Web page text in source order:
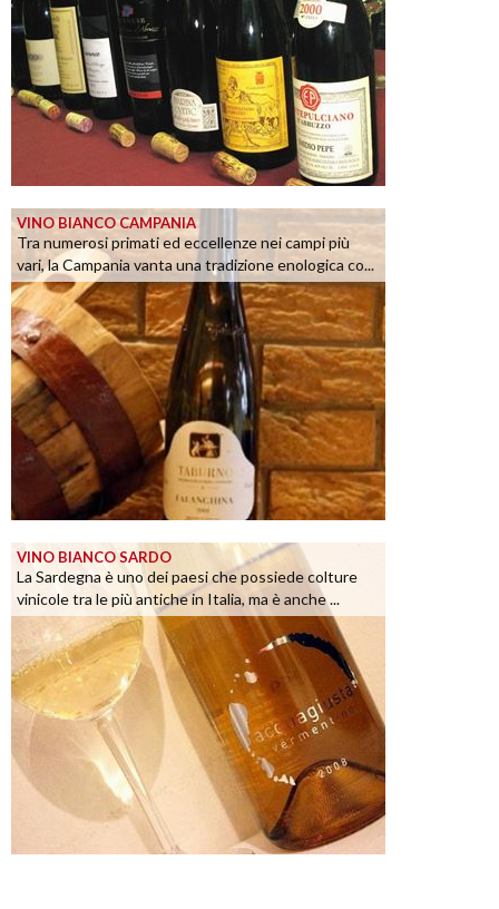
VINO BIANCO CAMPANIA
Tra numerosi primati ed eccellenze nei campi più
vari, la Campania vanta una tradizione enologica co...
VINO BIANCO SARDO
La Sardegna è uno dei paesi che possiede colture
vinicole tra le più antiche in Italia, ma è anche ...